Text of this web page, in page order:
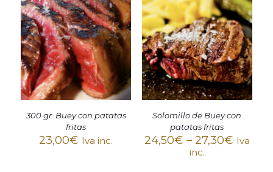
300 gr. Buey con patatas
fritas
23,00€ Iva inc.
Solomillo de Buey con
patatas fritas
24,50€ – 27,30€ Iva
inc.